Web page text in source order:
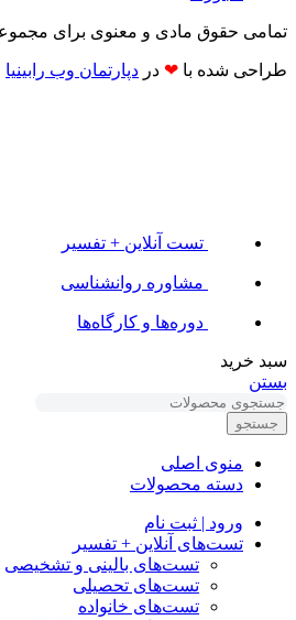
تمامی حقوق مادی و معنوی برای
طراحی شده با ❤ در دپارتمان وب رابینیا​​
تست آنلاین + تفسیر
مشاوره روانشناسی
دوره‌ها و کارگاه‌ها
سبد خرید
بستن
جستجو
منوی اصلی
دسته محصولات
ورود | ثبت نام
تست‌های آنلاین + تفسیر
تست‌های بالینی و تشخیصی
تست‌های تحصیلی
تست‌های خانواده